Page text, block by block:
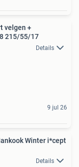
velgen +
215/55/17
Details
9 jul 26
Winter i*cept
Details